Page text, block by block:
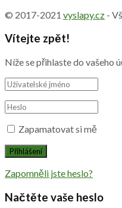
© 2017-2021 vyslapy.cz -
Vítejte zpět!
Níže se přihlaste do vašeho
Zapamatovat si mě
Zapomněli jste heslo?
Načtěte vaše heslo